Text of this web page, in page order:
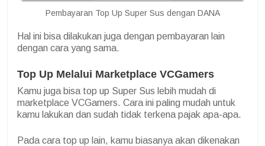
Pembayaran Top Up Super Sus dengan DANA
Hal ini bisa dilakukan juga dengan pembayaran lain
dengan cara yang sama.
Top Up Melalui Marketplace VCGamers
Kamu juga bisa top up Super Sus lebih mudah di
marketplace VCGamers. Cara ini paling mudah untuk
kamu lakukan dan sudah tidak terkena pajak apa-apa.
Pada cara top up lain, kamu biasanya akan dikenakan